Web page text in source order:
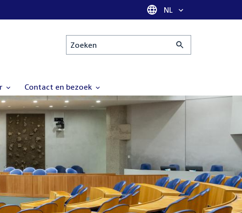
Taal selectie
NL
Zoeken
Contact en bezoek